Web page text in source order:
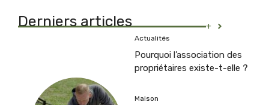
Derniers articles +
Actualités
Pourquoi l’association des
propriétaires existe-t-elle ?
Maison